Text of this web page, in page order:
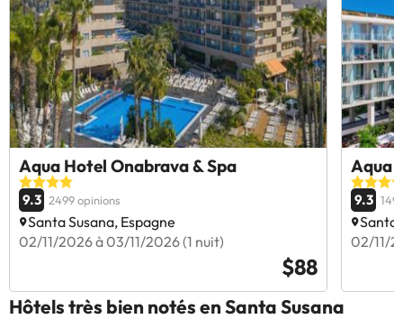
Aqua Hotel Onabrava & Spa
9.3 2499 opinions
Santa Susana, Espagne
02/11/2026 à 03/11/2026 (1 nuit)
$88
Aqua
9.3
Santa
02/11/
Hôtels très bien notés en Santa Susana